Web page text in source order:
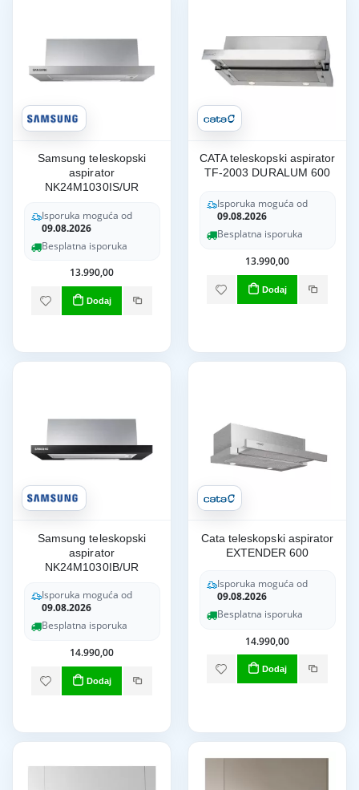
Samsung teleskopski
aspirator
NK24M1030IS/UR
Isporuka moguća od
09.08.2026
Besplatna isporuka
13.990,00
Dodaj
CATA teleskopski aspirator
TF-2003 DURALUM 600
Isporuka moguća od
09.08.2026
Besplatna isporuka
13.990,00
Dodaj
Samsung teleskopski
aspirator
NK24M1030IB/UR
Isporuka moguća od
09.08.2026
Besplatna isporuka
14.990,00
Dodaj
Cata teleskopski aspirator
EXTENDER 600
Isporuka moguća od
09.08.2026
Besplatna isporuka
14.990,00
Dodaj